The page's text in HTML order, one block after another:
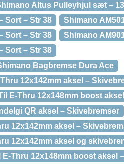
Altus Pulleyhjul sæt –
Sort – Str 38
Shimano
Sort – Str 38
Shimano
Sort – Str 38
Bagbremse Dura Ace
12x142mm aksel –
E-Thru 12x148mm boost
QR aksel – Skivebremser
12x142mm aksel –
12x142mm aksel og
E-Thru 12x148mm boost aksel